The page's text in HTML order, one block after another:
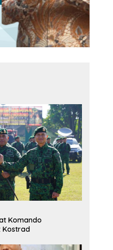
Komando
Kostrad